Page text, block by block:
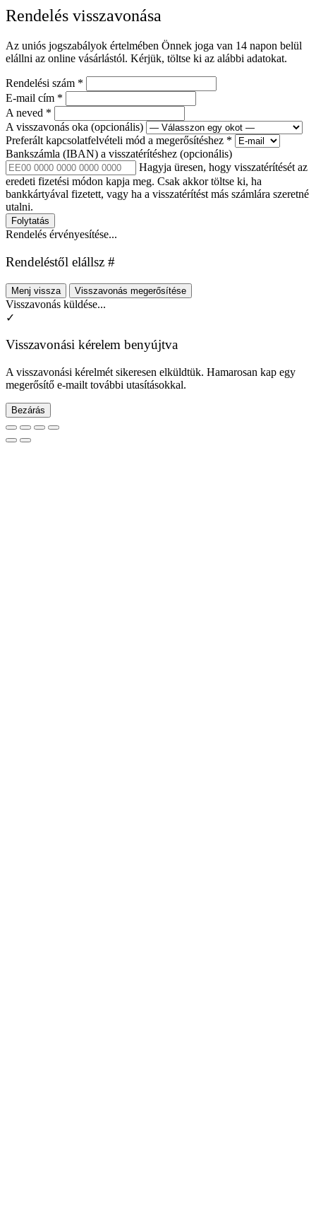
Rendelés visszavonása
Az uniós jogszabályok értelmében Önnek joga van 14 napon belül
elállni az online vásárlástól. Kérjük, töltse ki az alábbi adatokat.
Rendelési szám *
E-mail cím *
A neved *
A visszavonás oka (opcionális)
Preferált kapcsolatfelvételi mód a megerősítéshez *
Bankszámla (IBAN) a visszatérítéshez (opcionális)
Hagyja üresen, hogy visszatérítését az
eredeti fizetési módon kapja meg. Csak akkor töltse ki, ha
bankkártyával fizetett, vagy ha a visszatérítést más számlára szeretné
utalni.
Folytatás
Rendelés érvényesítése...
Rendeléstől elállsz #
Menj vissza Visszavonás megerősítése
Visszavonás küldése...
✓
Visszavonási kérelem benyújtva
A visszavonási kérelmét sikeresen elküldtük. Hamarosan kap egy
megerősítő e-mailt további utasításokkal.
Bezárás